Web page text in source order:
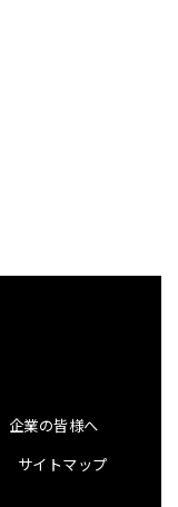
企業の皆様へ
サイトマップ